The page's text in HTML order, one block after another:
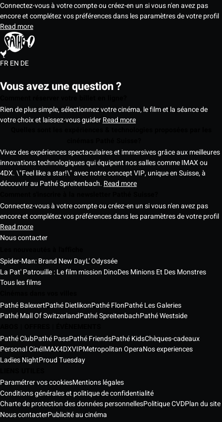
Connectez-vous à votre compte ou créez-en un si vous n'en avez pas
encore et complétez vos préférences dans les paramètres de votre profil
Read more
FREN DE
Vous avez une question ?
Rien de plus simple, sélectionnez votre cinéma, le film et la séance de
votre choix et laissez-vous guiderRead more
Vivez des expériences spectaculaires et immersives grâce aux meilleures
innovations technologiques qui équipent nos salles comme IMAX ou
4DX. \"Feel like a star!\" avec notre concept VIP, unique en Suisse, à
découvrir au Pathé Spreitenbach. Read more
Connectez-vous à votre compte ou créez-en un si vous n'en avez pas
encore et complétez vos préférences dans les paramètres de votre profil
Read more
Nous contacter
Spider-Man: Brand New DayL' Odyssée
La Pat' Patrouille : Le film mission DinoDes Minions Et Des Monstres
Tous les films
Pathé BalexertPathé DietlikonPathé FlonPathé Les Galeries
Pathé Mall Of SwitzerlandPathé SpreitenbachPathé Westside
Pathé ClubPathé PassPathé FriendsPathé KidsChèques-cadeaux
Personal CinéIMAX4DXVIPMetropolitan OperaNos experiences
Ladies NightProud Tuesday
Paramétrer vos cookiesMentions légales
Conditions générales et politique de confidentialité
Charte de protection des données personnellesPolitique CVDPlan du site
Nous contacterPublicité au cinéma